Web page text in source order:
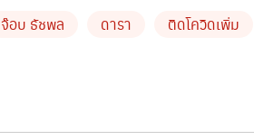
จ๊อบ ธัชพล ดารา ติดโควิดเพิ่ม